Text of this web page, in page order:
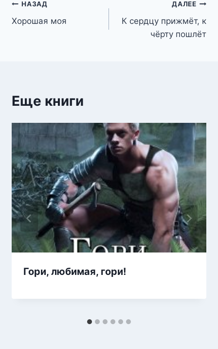
Навигация
по
НАЗАД
Хорошая моя
ДАЛЕЕ
К сердцу прижмёт, к
чёрту пошлёт
Еще книги
Гори, любимая, гори!